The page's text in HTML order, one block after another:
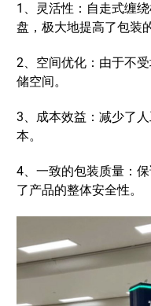
1、灵活性：自走式缠
盘，极大地提高了包装
2、空间优化：由于不
储空间。
3、成本效益：减少了
本。
4、一致的包装质量：
了产品的整体安全性。